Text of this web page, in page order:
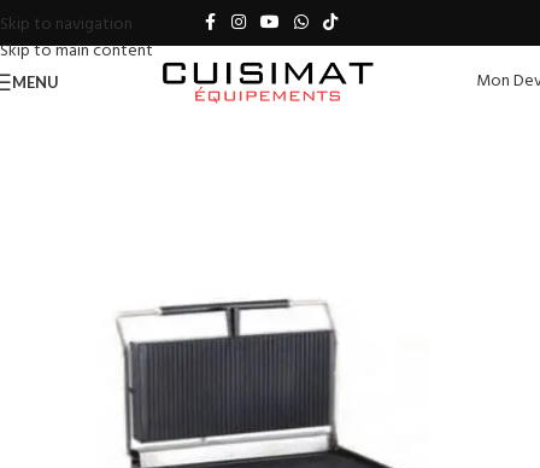
Skip to navigation
Skip to main content
MENU Mon